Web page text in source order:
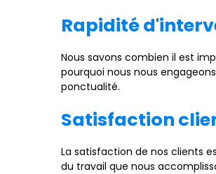
Rapidité
Nous savons combien il est
pourquoi nous nous
ponctualité.
Satisfaction
La satisfaction de nos clients
du travail que nous